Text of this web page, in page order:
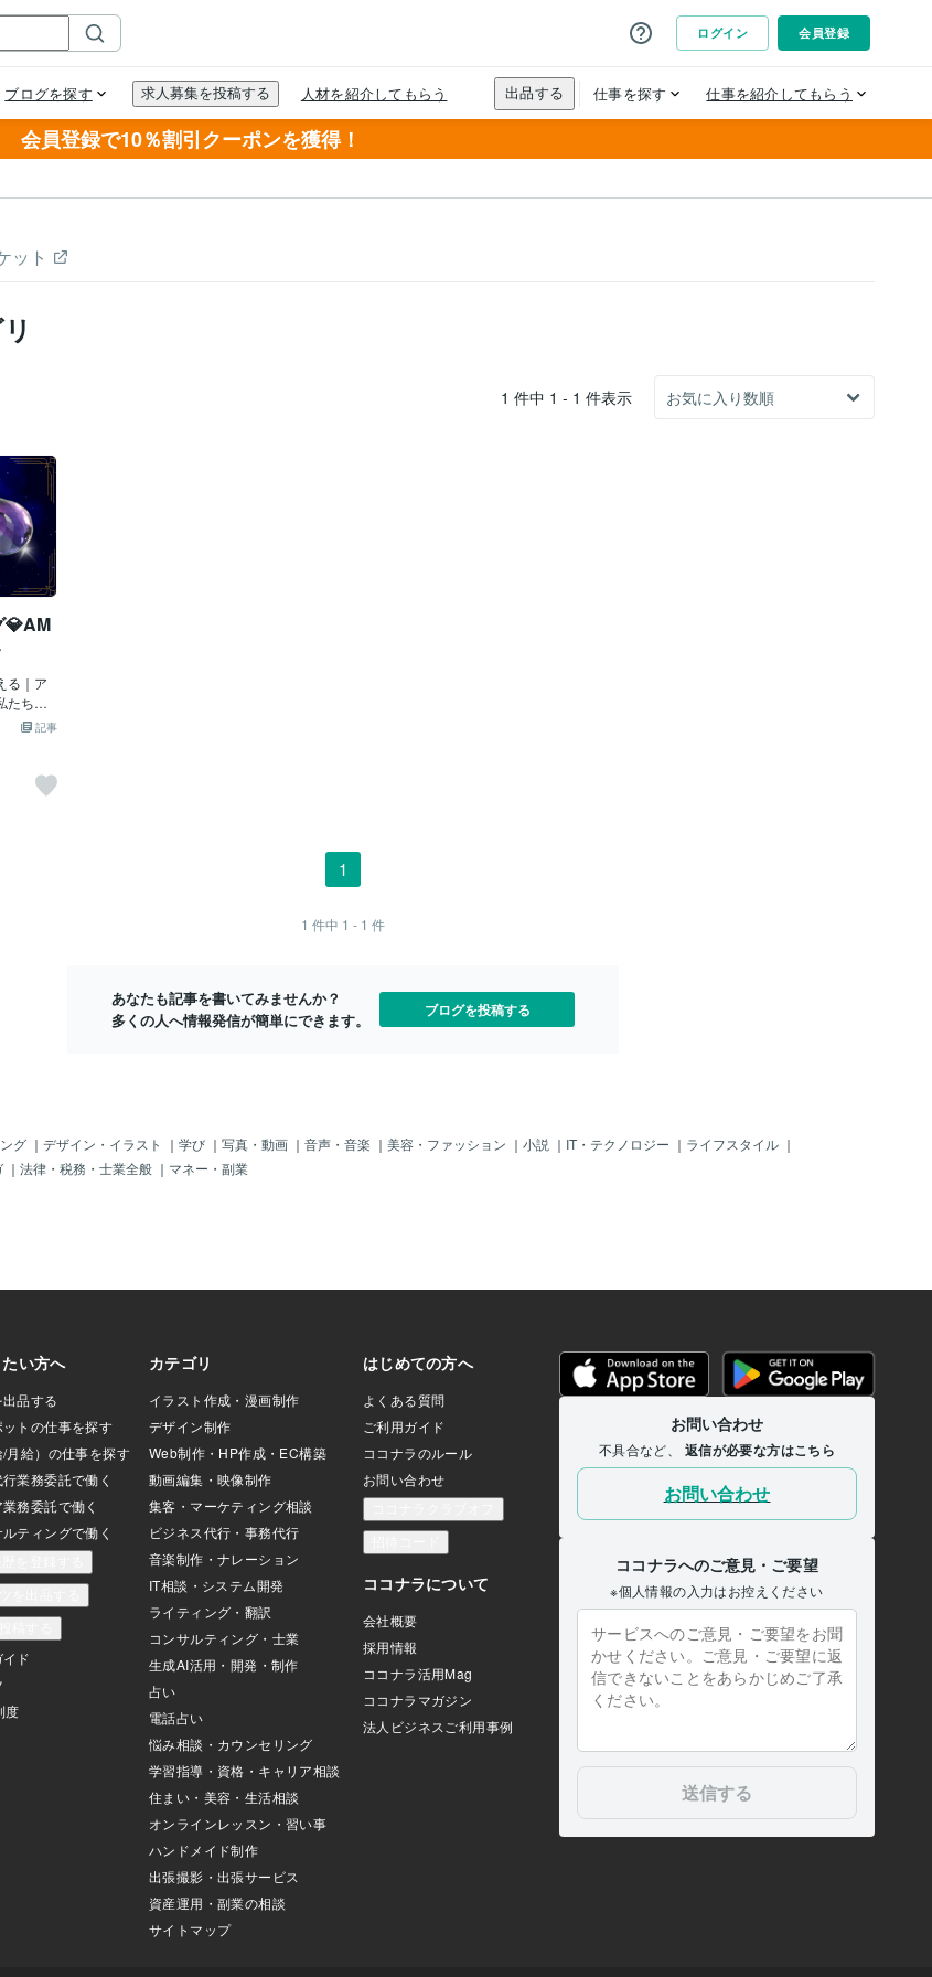
会員登録で10％割引クーポンを獲得！
ット
1 件中 1 - 1 件表示
💎AM
る｜ア
たちが
の多く
始ま
クリス
をサポ
アメジ
心の
動力・
つが融
に「精
スを取
り、ア
なる静
ま
記事
1
1 件中 1 - 1 件
あなたも記事を書いてみませんか？
多くの人へ情報発信が簡単にできます。
ブログを投稿する
グ ｜ デザイン・イラスト ｜ 学び ｜ 写真・動画 ｜ 音声・音楽 ｜ 美容・ファッション ｜ 小説 ｜ IT・テクノロジー ｜ ライフスタイル ｜
｜ 法律・税務・士業全般 ｜ マネー・副業